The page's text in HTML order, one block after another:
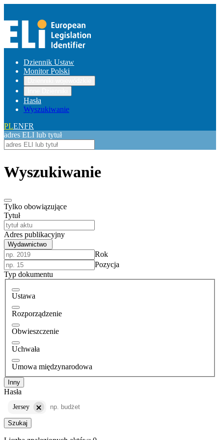
Dziennik Ustaw
Monitor Polski
Hasła
Wyszukiwanie
PLENFR
adres ELI lub tytuł
Wyszukiwanie
Tylko obowiązujące
Tytuł
Adres publikacyjny
Wydawnictwo
Rok
Pozycja
Typ dokumentu
Ustawa
Rozporządzenie
Obwieszczenie
Uchwała
Umowa międzynarodowa
Inny
Hasła
Jersey
Szukaj